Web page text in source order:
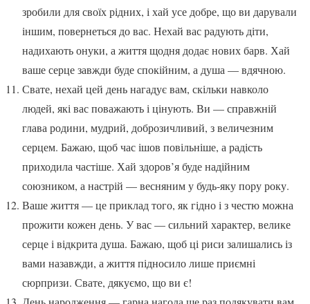
зробили для своїх рідних, і хай усе добре, що ви дарували
іншим, повернеться до вас. Нехай вас радують діти,
надихають онуки, а життя щодня додає нових барв. Хай
ваше серце завжди буде спокійним, а душа — вдячною.
Свате, нехай цей день нагадує вам, скільки навколо
людей, які вас поважають і цінують. Ви — справжній
глава родини, мудрий, доброзичливий, з величезним
серцем. Бажаю, щоб час ішов повільніше, а радість
приходила частіше. Хай здоров’я буде надійним
союзником, а настрій — весняним у будь-яку пору року.
Ваше життя — це приклад того, як гідно і з честю можна
прожити кожен день. У вас — сильний характер, велике
серце і відкрита душа. Бажаю, щоб ці риси залишались із
вами назавжди, а життя підносило лише приємні
сюрпризи. Свате, дякуємо, що ви є!